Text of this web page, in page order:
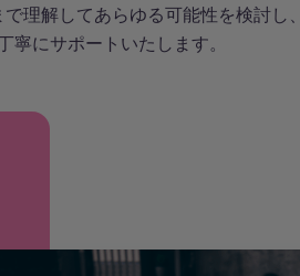
理解してあらゆる可能性を検討し
寧にサポートいたします。